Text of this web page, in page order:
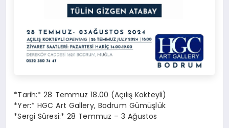
*Tarih:* 28 Temmuz 18.00 (Açılış Kokteyli)
*Yer:* HGC Art Gallery, Bodrum Gümüşlük
*Sergi Süresi:* 28 Temmuz – 3 Ağustos